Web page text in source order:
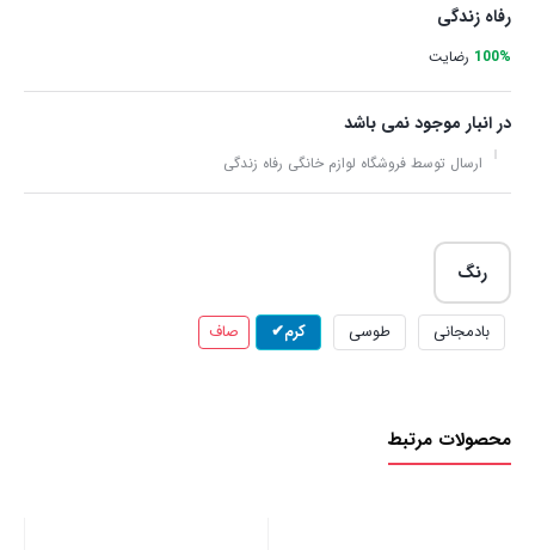
رفاه زندگی
100% رضایت
در انبار موجود نمی باشد
ارسال توسط فروشگاه لوازم خانگی رفاه زندگی
رنگ
بادمجانی طوسی کرم صاف
محصولات مرتبط